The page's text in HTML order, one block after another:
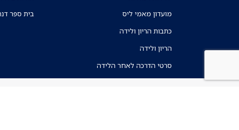
מועדון מאמי ליס
כתבות הריון ולידה
הריון ולידה
סרטי הדרכה לאחר הלידה
בית ספר